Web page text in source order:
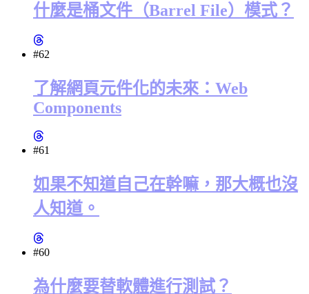
什麼是桶文件（Barrel File）模式？
#62
了解網頁元件化的未來：Web
Components
#61
如果不知道自己在幹嘛，那大概也沒
人知道。
#60
為什麼要替軟體進行測試？